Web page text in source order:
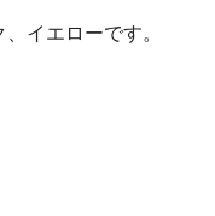
イエローです。